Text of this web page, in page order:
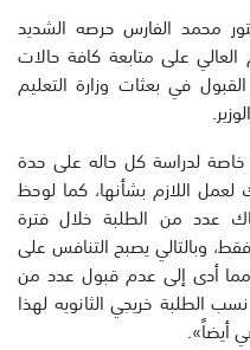
محمد الفارس حرصه الشديد
العالي على متابعة كافة حالات
في بعثات وزارة التعليم
خاصة لدراسة كل حاله على حدة
لعمل اللازم بشأنها، كما لوحظ
عدد من الطلبة خلال فترة
وبالتالي يصبح التنافس على
مما أدى إلى عدم قبول عدد من
الطلبة خريجي الثانويه لهذا
أيضاً».